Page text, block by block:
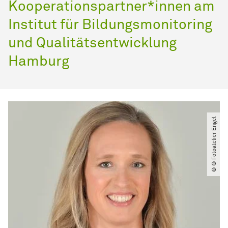
Kooperationspartner*innen am
Institut für Bildungsmonitoring
und Qualitätsentwicklung
Hamburg
© © Fotoatelier Engel